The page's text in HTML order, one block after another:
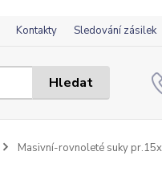
Kontakty Sledování zásilek
Hledat
Masivní-rovnoleté suky